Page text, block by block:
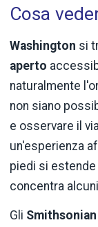
Cosa
Washington si
aperto
naturalmente
non siano
e osservare il
un'esperienza
piedi si estende
concentra
Gli